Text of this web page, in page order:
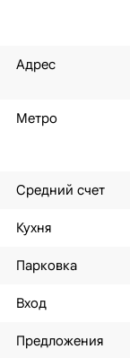
Адрес
Метро
Средний счет
Кухня
Парковка
Вход
Предложения